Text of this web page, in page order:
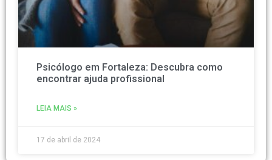
Psicólogo em Fortaleza: Descubra como
encontrar ajuda profissional
LEIA MAIS »
17 de abril de 2024